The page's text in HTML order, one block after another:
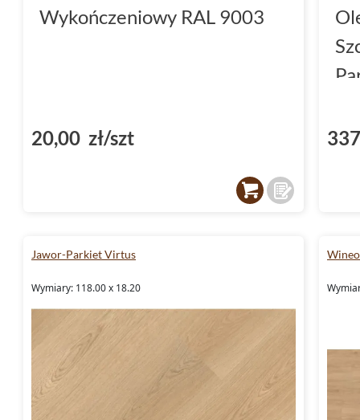
Wykończeniowy RAL 9003
20,00 zł/szt
Jawor-Parkiet Virtus
Wymiary: 118.00 x 18.20